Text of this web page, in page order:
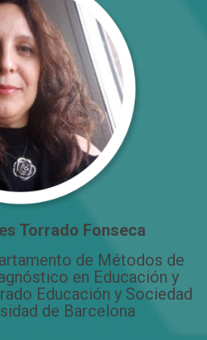
Torrado Fonseca
de Métodos de
en Educación y
Educación y Sociedad
de Barcelona